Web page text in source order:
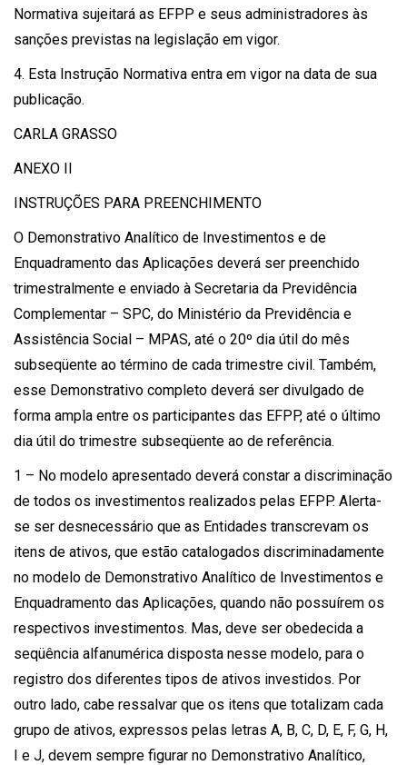
Normativa sujeitará as EFPP e seus administradores às
sanções previstas na legislação em vigor.
4. Esta Instrução Normativa entra em vigor na data de sua
publicação.
CARLA GRASSO
ANEXO II
INSTRUÇÕES PARA PREENCHIMENTO
O Demonstrativo Analítico de Investimentos e de
Enquadramento das Aplicações deverá ser preenchido
trimestralmente e enviado à Secretaria da Previdência
Complementar – SPC, do Ministério da Previdência e
Assistência Social – MPAS, até o 20º dia útil do mês
subseqüente ao término de cada trimestre civil. Também,
esse Demonstrativo completo deverá ser divulgado de
forma ampla entre os participantes das EFPP, até o último
dia útil do trimestre subseqüente ao de referência.
1 – No modelo apresentado deverá constar a discriminação
de todos os investimentos realizados pelas EFPP. Alerta-
se ser desnecessário que as Entidades transcrevam os
itens de ativos, que estão catalogados discriminadamente
no modelo de Demonstrativo Analítico de Investimentos e
Enquadramento das Aplicações, quando não possuírem os
respectivos investimentos. Mas, deve ser obedecida a
seqüência alfanumérica disposta nesse modelo, para o
registro dos diferentes tipos de ativos investidos. Por
outro lado, cabe ressalvar que os itens que totalizam cada
grupo de ativos, expressos pelas letras A, B, C, D, E, F, G, H,
I e J, devem sempre figurar no Demonstrativo Analítico,